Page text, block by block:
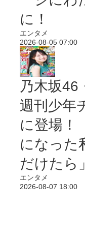
に！
エンタメ
2026-08-05 07:00
乃木坂46
週刊少年
に登場！
になった
だけたら」
エンタメ
2026-08-07 18:00